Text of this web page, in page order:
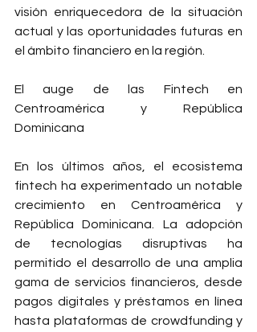
visión enriquecedora de la situación
actual y las oportunidades futuras en
el ámbito financiero en la región.
El auge de las Fintech en
Centroamérica y República
Dominicana
En los últimos años, el ecosistema
fintech ha experimentado un notable
crecimiento en Centroamérica y
República Dominicana. La adopción
de tecnologías disruptivas ha
permitido el desarrollo de una amplia
gama de servicios financieros, desde
pagos digitales y préstamos en línea
hasta plataformas de crowdfunding y